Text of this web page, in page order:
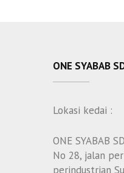
ONE SYABAB
Lokasi kedai :
ONE SYABAB
No 28, jalan
perindustrian